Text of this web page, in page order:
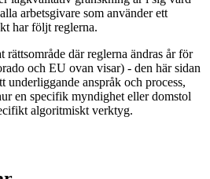
arbetsgivare som använder ett
har följt reglerna.
rättsområde där reglerna ändras år för
och EU ovan visar) - den här sidan
underliggande anspråk och process,
en specifik myndighet eller domstol
algoritmiskt verktyg.